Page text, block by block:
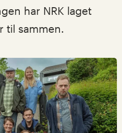
har NRK laget
til sammen.